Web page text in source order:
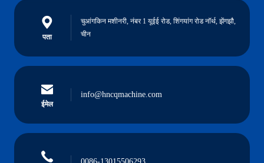
पता
चुआंगकिन मशीनरी, नंबर 1 यूईई रोड, शिंगयांग रोड नॉर्थ, झेंगझौ,
चीन
ईमेल
info@hncqmachine.com